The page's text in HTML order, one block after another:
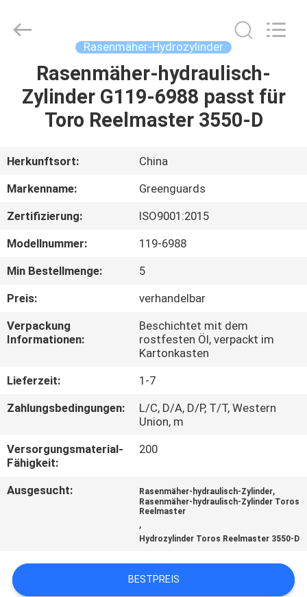
HAUS
PRODUKTE
ÜBER
UNS
FABRIK-
AUSFLUG
QUALITÄTSKONTROLLE
TRETEN
MIT
UNS
VERBINDUNG
NACHRICHTEN
SIE EIN
ZITAT
Trading
Rasenmäher-Hydrozylinder
Rasenmäher-hydraulisch-
Zylinder G119-6988 passt für
Toro Reelmaster 3550-D
Herkunftsort:
China
Markenname:
Greenguards
Zertifizierung:
ISO9001:2015
Modellnummer:
119-6988
Min Bestellmenge:
5
Preis:
verhandelbar
Verpackung
Informationen:
Beschichtet mit dem
rostfesten Öl, verpackt im
Kartonkasten
Lieferzeit:
1-7
Zahlungsbedingungen:
L/C, D/A, D/P, T/T, Western
Union, m
Versorgungsmaterial-
Fähigkeit:
200
Ausgesucht: Rasenmäher-hydraulisch-Zylinder,
Rasenmäher-hydraulisch-Zylinder Toros
Reelmaster
,
Hydrozylinder Toros Reelmaster 3550-D
BESTPREIS